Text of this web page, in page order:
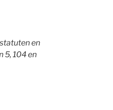
en
5, 104 en